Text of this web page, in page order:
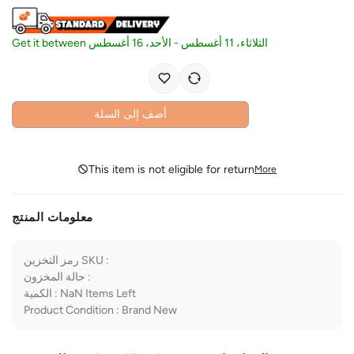
Get it between الثلاثاء، 11 أغسطس - الأحد، 16 أغسطس
أضف إلى السلة
This item is not eligible for returnMore
معلومات المنتج
رمز التخزين SKU :
حالة المخزون :
الكمية : NaN Items Left
Product Condition : Brand New